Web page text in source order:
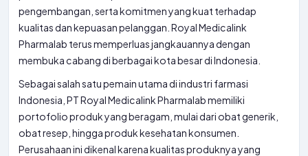
pengembangan, serta komitmen yang kuat terhadap
kualitas dan kepuasan pelanggan. Royal Medicalink
Pharmalab terus memperluas jangkauannya dengan
membuka cabang di berbagai kota besar di Indonesia.
Sebagai salah satu pemain utama di industri farmasi
Indonesia, PT Royal Medicalink Pharmalab memiliki
portofolio produk yang beragam, mulai dari obat generik,
obat resep, hingga produk kesehatan konsumen.
Perusahaan ini dikenal karena kualitas produknya yang